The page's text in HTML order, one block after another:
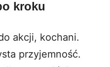
kroku
akcji, kochani.
przyjemność.